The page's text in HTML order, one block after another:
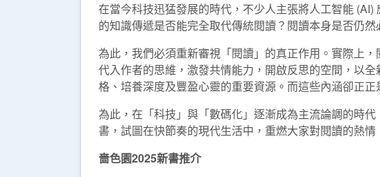
在當今科技迅猛發展的時代，不少人主張將人工智能
的知識傳遞是否能完全取代傳統閱讀？閱讀本身是否仍然
為此，我們必須重新審視「閱讀」的真正作用。實際上
代入作者的思維，激發共情能力，開啟反思的空間，以
格、培養深度及豐盈心靈的重要資源。而這些內涵卻正
為此，在「科技」與「數碼化」逐漸成為主流論調的時
書，試圖在快節奏的現代生活中，重燃大家對閱讀的熱情
嗇色園2025新書推介